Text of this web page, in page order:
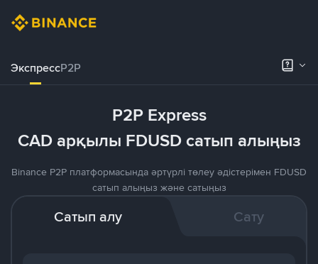
ЭкспрессP2P
P2P Express
CAD арқылы FDUSD сатып алыңыз
Binance P2P платформасында әртүрлі төлеу әдістерімен FDUSD
сатып алыңыз және сатыңыз
Сатып алу Сату